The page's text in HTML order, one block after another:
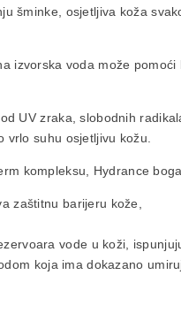
šminke, osjetljiva koža
izvorska voda može
UV zraka, slobodnih
vrlo suhu osjetljivu kožu.
kompleksu, Hydrance
zaštitnu barijeru kože,
vode u koži,
koja ima dokazano